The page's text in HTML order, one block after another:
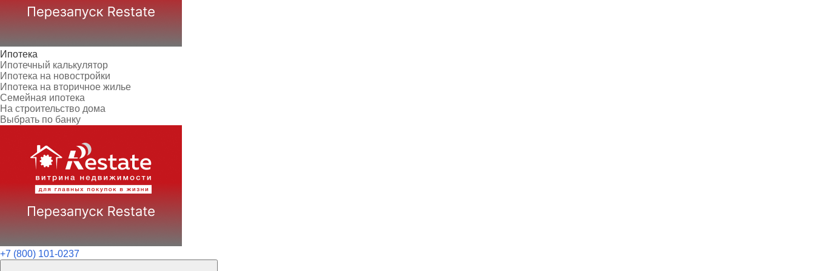
Ипотека
Ипотечный калькулятор
Ипотека на новостройки
Ипотека на вторичное жилье
Семейная ипотека
На строительство дома
Выбрать по банку
+7 (800) 101-0237